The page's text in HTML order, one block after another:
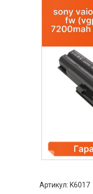
Артикул: K6017